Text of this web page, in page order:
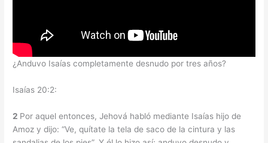
¿Anduvo Isaías completamente desnudo por tres años?
Isaías 20:2:
2 Por aquel entonces, Jehová habló mediante Isaías hijo de
Amoz y dijo: “Ve, quítate la tela de saco de la cintura y las